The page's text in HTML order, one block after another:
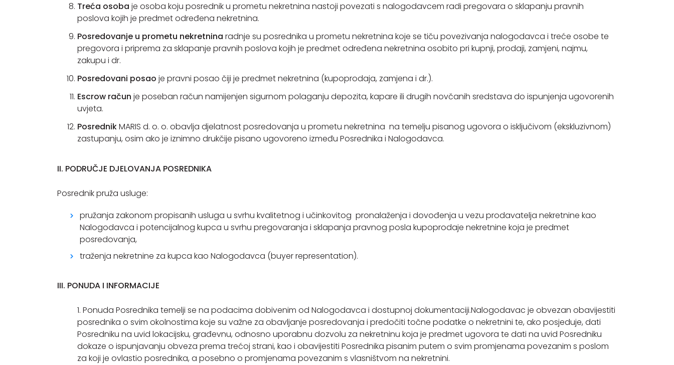
Treća osoba je osoba koju posrednik u prometu nekretnina nastoji povezati s nalogodavcem radi pregovara o sklapanju pravnih
poslova kojih je predmet određena nekretnina.
Posredovanje u prometu nekretnina radnje su posrednika u prometu nekretnina koje se tiču povezivanja nalogodavca i treće osobe te
pregovora i priprema za sklapanje pravnih poslova kojih je predmet određena nekretnina osobito pri kupnji, prodaji, zamjeni, najmu,
zakupu i dr.
Posredovani posao je pravni posao čiji je predmet nekretnina (kupoprodaja, zamjena i dr.).
Escrow račun je poseban račun namijenjen sigurnom polaganju depozita, kapare ili drugih novčanih sredstava do ispunjenja ugovorenih
uvjeta.
PosrednikMARIS d. o. o. obavlja djelatnost posredovanja u prometu nekretnina na temelju pisanog ugovora o isključivom (ekskluzivnom)
zastupanju, osim ako je iznimno drukčije pisano ugovoreno između Posrednika i Nalogodavca.
II. PODRUČJE DJELOVANJA POSREDNIKA
Posrednik pruža usluge:
pružanja zakonom propisanih usluga u svrhu kvalitetnog i učinkovitog pronalaženja i dovođenja u vezu prodavatelja nekretnine kao
Nalogodavca i potencijalnog kupca u svrhu pregovaranja i sklapanja pravnog posla kupoprodaje nekretnine koja je predmet
posredovanja,
traženja nekretnine za kupca kao Nalogodavca (buyer representation).
III. PONUDA I INFORMACIJE
1. Ponuda Posrednika temelji se na podacima dobivenim od Nalogodavca i dostupnoj dokumentaciji.Nalogodavac je obvezan obavijestiti
posrednika o svim okolnostima koje su važne za obavljanje posredovanja i predočiti točne podatke o nekretnini te, ako posjeduje, dati
Posredniku na uvid lokacijsku, građevnu, odnosno uporabnu dozvolu za nekretninu koja je predmet ugovora te dati na uvid Posredniku
dokaze o ispunjavanju obveza prema trećoj strani, kao i obavijestiti Posrednika pisanim putem o svim promjenama povezanim s poslom
za koji je ovlastio posrednika, a posebno o promjenama povezanim s vlasništvom na nekretnini.